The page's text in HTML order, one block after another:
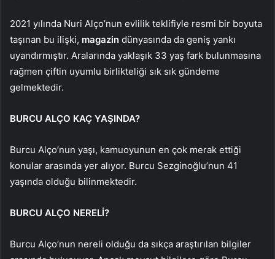
2021 yılında Nuri Alço’nun evlilik teklifiyle resmi bir boyuta
taşınan bu ilişki, magazin dünyasında da geniş yankı
uyandırmıştır. Aralarında yaklaşık 33 yaş fark bulunmasına
rağmen çiftin uyumlu birlikteliği sık sık gündeme
gelmektedir.
BURCU ALÇO KAÇ YAŞINDA?
Burcu Alço’nun yaşı, kamuoyunun en çok merak ettiği
konular arasında yer alıyor. Burcu Sezginoğlu’nun 41
yaşında olduğu bilinmektedir.
BURCU ALÇO NERELİ?
Burcu Alço’nun nereli olduğu da sıkça araştırılan bilgiler